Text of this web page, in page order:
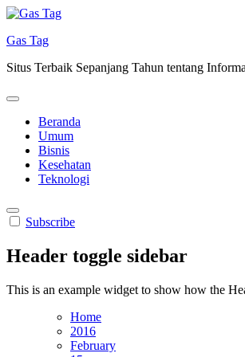
Skip
content
Gas Tag
Situs Terbaik Sepanjang Tahun tentang
Beranda
Umum
Bisnis
Kesehatan
Teknologi
Subscribe
Header toggle sidebar
This is an example widget to show how the
Home
2016
February